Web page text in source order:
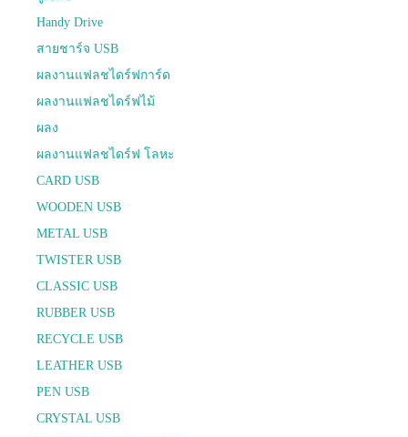
Handy Drive
สายชาร์จ USB
ผลงานแฟลชไดร์ฟการ์ด
ผลงานแฟลชไดร์ฟไม้
ผลง
ผลงานแฟลชไดร์ฟ โลหะ
CARD USB
WOODEN USB
METAL USB
TWISTER USB
CLASSIC USB
RUBBER USB
RECYCLE USB
LEATHER USB
PEN USB
CRYSTAL USB